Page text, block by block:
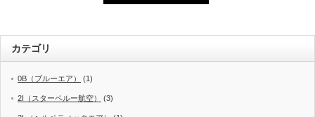
カテゴリ
0B（ブルーエア） (1)
2I（スターペルー航空） (3)